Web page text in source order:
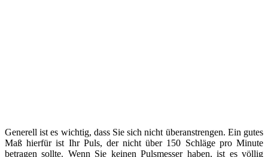
Generell ist es wichtig, dass Sie sich nicht überanstrengen. Ein gutes
Maß hierfür ist Ihr Puls, der nicht über 150 Schläge pro Minute
betragen sollte. Wenn Sie keinen Pulsmesser haben, ist es völlig